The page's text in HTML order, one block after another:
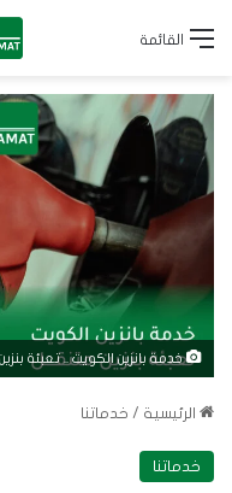
القائمة
خدمة بانزين الكويت .. تعبئة
الرئيسية / خدماتنا
خدماتنا